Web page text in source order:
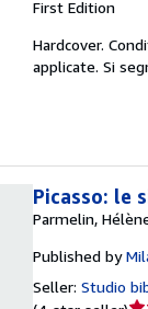
5
First Edition
Hardcover.
applicate. Si
Picasso: le
Parmelin,
Published by
Seller: Studio